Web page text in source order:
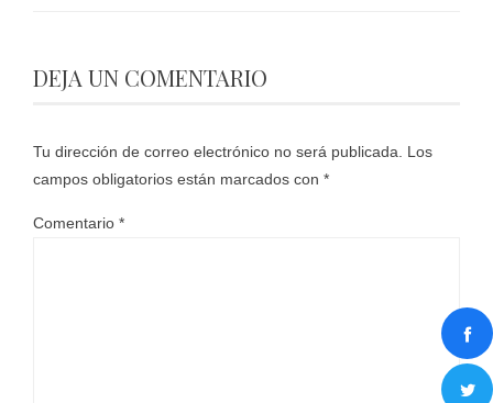
DEJA UN COMENTARIO
Tu dirección de correo electrónico no será publicada.
Los
campos obligatorios están marcados con *
Comentario *